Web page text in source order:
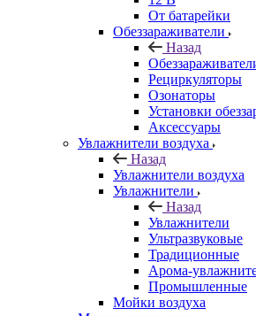
От батарейки
Обеззараживатели
Назад
Рециркуляторы
Озонаторы
Установки
Аксессуары
Увлажнители воздуха
Назад
Увлажнители воздуха
Увлажнители
Назад
Увлажнители
Ультразвуковые
Традиционные
Арома-
Промышленные
Мойки воздуха